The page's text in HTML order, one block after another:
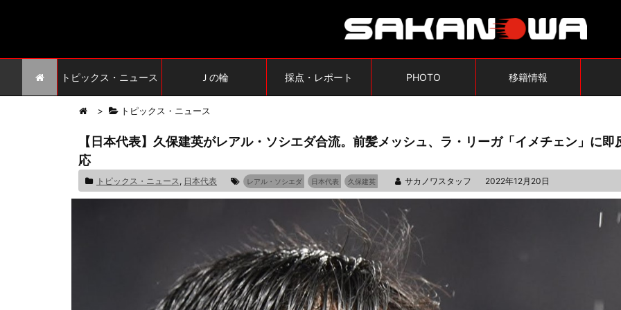
トピックス・ニュース Ｊの輪 採点・レポート PHOTO 移籍情報
> トピックス・ニュース
【日本代表】久保建英がレアル・ソシエダ合流。前髪メッシュ、ラ・リーガ「イメチェン」に即
応
トピックス・ニュース, 日本代表 レアル・ソシエダ 日本代表 久保建英 サカノワスタッフ 2022年12月20日